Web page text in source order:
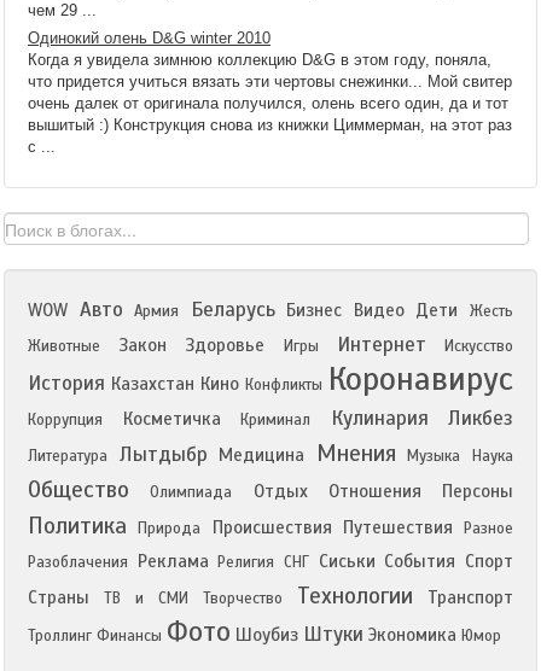
чем 29 ...
Одинокий олень D&G winter 2010
Когда я увидела зимнюю коллекцию D&G в этом году, поняла,
что придется учиться вязать эти чертовы снежинки... Мой свитер
очень далек от оригинала получился, олень всего один, да и тот
вышитый :) Конструкция снова из книжки Циммерман, на этот раз
с ...
WOW Авто Армия Беларусь Бизнес Видео Дети
Жесть
Животные
Закон Здоровье Игры Интернет Искусство
История Казахстан Кино Конфликты Коронавирус
Коррупция Косметичка Криминал Кулинария Ликбез
Литература Лытдыбр Медицина Мнения Музыка Наука
Общество Олимпиада Отдых Отношения Персоны
Политика Природа Происшествия Путешествия
Разное
Разоблачения
Реклама Религия СНГ Сиськи События Спорт
Страны
ТВ и СМИ Творчество Технологии Транспорт
Троллинг Финансы Фото Шоубиз Штуки Экономика Юмор